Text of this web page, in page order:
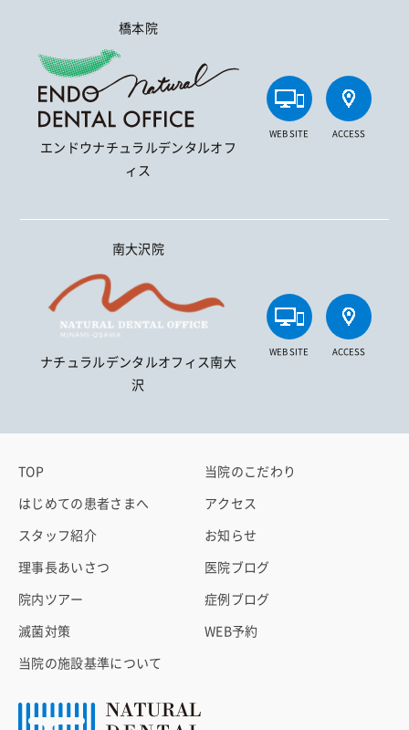
橋本院
エンドウナチュラルデンタルオフ
ィス
WEB SITE ACCESS
南大沢院
ナチュラルデンタルオフィス南大
沢
WEB SITE ACCESS
TOP
はじめての患者さまへ
スタッフ紹介
理事長あいさつ
院内ツアー
滅菌対策
当院の施設基準について
当院のこだわり
アクセス
お知らせ
医院ブログ
症例ブログ
WEB予約